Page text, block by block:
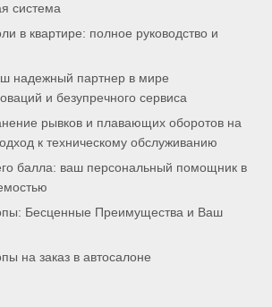
система
в квартире: полное руководство и
надежный партнер в мире
и безупречного сервиса
рывков и плавающих оборотов на
к техническому обслуживанию
балла: ваш персональный помощник в
Бесценные Преимущества и Ваш
на заказ в автосалоне